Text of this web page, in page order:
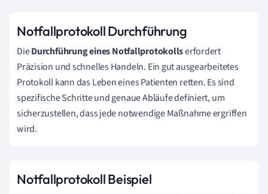
Notfallprotokoll Durchführung
DieDurchführung eines Notfallprotokollserfordert
Präzision und schnelles Handeln. Ein gut ausgearbeitetes
Protokoll kann das Leben eines Patienten retten. Es sind
spezifische Schritte und genaue Abläufe definiert, um
sicherzustellen, dass jede notwendige Maßnahme ergriffen
wird.
Notfallprotokoll Beispiel